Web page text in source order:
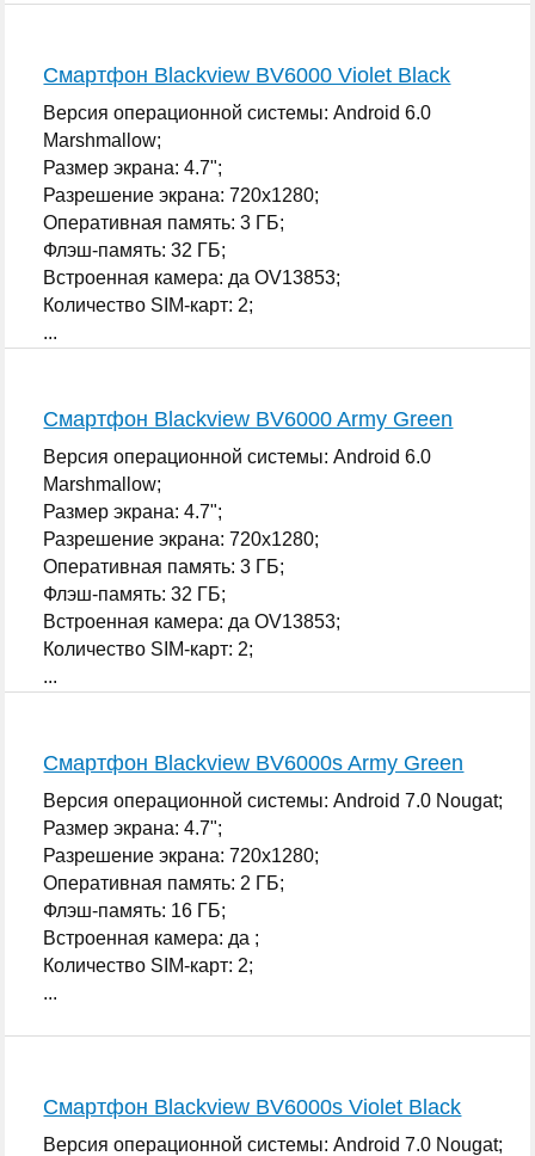
Смартфон Blackview BV6000 Violet Black
Версия операционной системы: Android 6.0
Marshmallow;
Размер экрана: 4.7";
Разрешение экрана: 720x1280;
Оперативная память: 3 ГБ;
Флэш-память: 32 ГБ;
Встроенная камера: да OV13853;
Количество SIM-карт: 2;
...
Смартфон Blackview BV6000 Army Green
Версия операционной системы: Android 6.0
Marshmallow;
Размер экрана: 4.7";
Разрешение экрана: 720x1280;
Оперативная память: 3 ГБ;
Флэш-память: 32 ГБ;
Встроенная камера: да OV13853;
Количество SIM-карт: 2;
...
Смартфон Blackview BV6000s Army Green
Версия операционной системы: Android 7.0 Nougat;
Размер экрана: 4.7";
Разрешение экрана: 720x1280;
Оперативная память: 2 ГБ;
Флэш-память: 16 ГБ;
Встроенная камера: да ;
Количество SIM-карт: 2;
...
Смартфон Blackview BV6000s Violet Black
Версия операционной системы: Android 7.0 Nougat;